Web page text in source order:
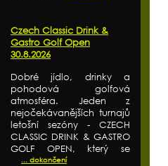
Czech Classic Drink &
Gastro Golf Open
30.8.2026
Dobré jídlo, drinky a
pohodová golfová
atmosféra. Jeden z
nejočekávanějších turnajů
letošní sezóny - CZECH
CLASSIC DRINK & GASTRO
GOLF OPEN, který se
... dokončení